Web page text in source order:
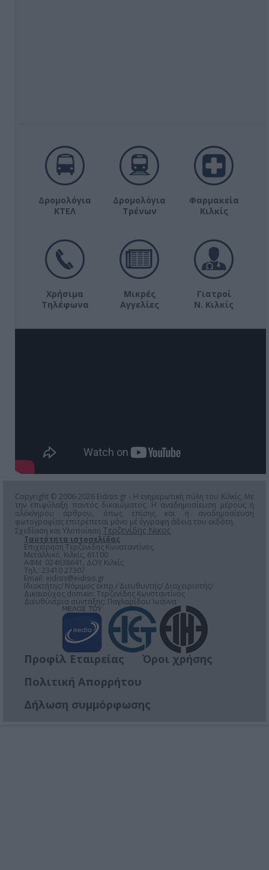
Δρομολόγια
ΚΤΕΛ
Δρομολόγια
Τρένων
Φαρμακεία
Κιλκίς
Χρήσιμα
Τηλέφωνα
Μικρές
Αγγελίες
Γιατροί
Ν. Κιλκίς
Copyright © 2006-2026 Eidisis.gr - Η ενημερωτική πύλη του Κιλκίς. Με
την επιφύλαξη παντός δικαιώματος. Η αναδημοσίευση μέρους ή
ολόκληρου άρθρου, όπως επίσης και η αναδημοσίευση
φωτογραφίας επιτρέπεται μόνο μέ έγγραφη άδεια του εκδότη.
Σχεδίαση και Υλοποίηση Τερζενίδης Νικος
Ταυτότητα ιστοσελίδας
Επιχείρηση Τερζενίδης Κωνσταντίνος
Μεταλλικό, Κιλκίς, 61100
ΑΦΜ: 024638641, ΔΟΥ Κιλκίς
Τηλ.: 23410 27307
Email: eidisis@eidisis.gr
Ιδιοκτήτης/ Νόμιμος εκπρ./ Διευθυντής/ Διαχειριστής/
Δικαιούχος domain: Τερζενίδης Κωνσταντίνος
Διευθύντρια σύνταξης: Παγλαρίδου Ιωάννα
Προφίλ Εταιρείας
Όροι χρήσης
Πολιτική Απορρήτου
Δήλωση συμμόρφωσης